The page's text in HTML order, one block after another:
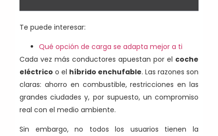
Te puede interesar:
Qué opción de carga se adapta mejor a ti
Cada vez más conductores apuestan por el coche
eléctrico o el híbrido enchufable. Las razones son
claras: ahorro en combustible, restricciones en las
grandes ciudades y, por supuesto, un compromiso
real con el medio ambiente.
Sin embargo, no todos los usuarios tienen la